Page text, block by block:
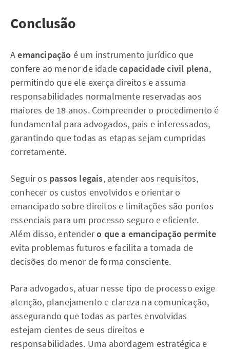
Conclusão
Aemancipação é um instrumento jurídico que
confere ao menor de idadecapacidade civil plena,
permitindo que ele exerça direitos e assuma
responsabilidades normalmente reservadas aos
maiores de 18 anos. Compreender o procedimento é
fundamental para advogados, pais e interessados,
garantindo que todas as etapas sejam cumpridas
corretamente.
Seguir os passos legais, atender aos requisitos,
conhecer os custos envolvidos e orientar o
emancipado sobre direitos e limitações são pontos
essenciais para um processo seguro e eficiente.
Além disso, entendero que a emancipação permite
evita problemas futuros e facilita a tomada de
decisões do menor de forma consciente.
Para advogados, atuar nesse tipo de processo exige
atenção, planejamento e clareza na comunicação,
assegurando que todas as partes envolvidas
estejam cientes de seus direitos e
responsabilidades. Uma abordagem estratégica e